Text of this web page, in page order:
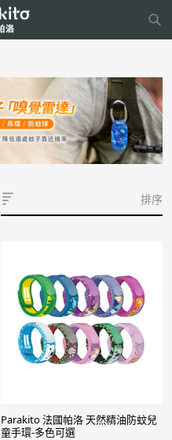
排序
Parakito 法國帕洛 天然精油防蚊兒
童手環-多色可選